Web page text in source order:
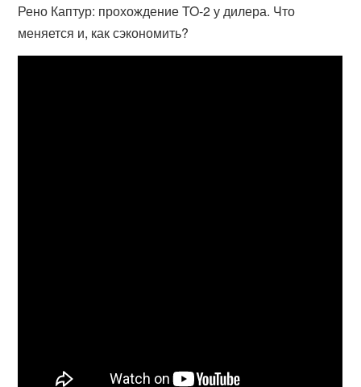
Рено Каптур: прохождение TO-2 у дилера. Что
меняется и, как сэкономить?